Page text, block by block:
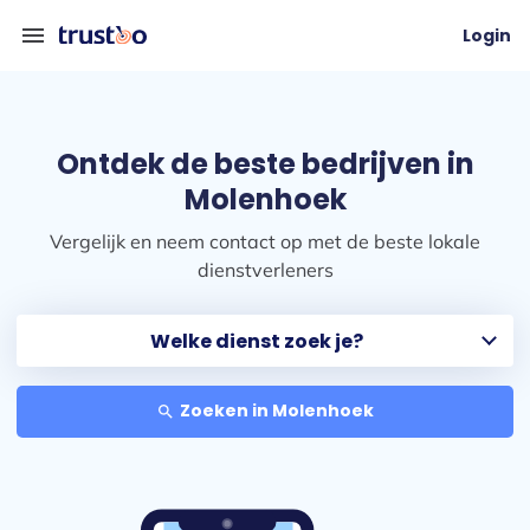
menu Login
Ontdek de beste bedrijven in
Molenhoek
Vergelijk en neem contact op met de beste lokale
dienstverleners
search Zoeken in Molenhoek